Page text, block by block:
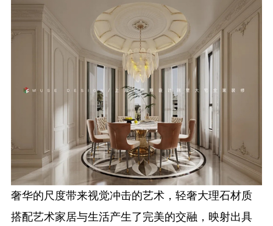
奢华的尺度带来视觉冲击的艺术，轻奢大理石材质
搭配艺术家居与生活产生了完美的交融，映射出具